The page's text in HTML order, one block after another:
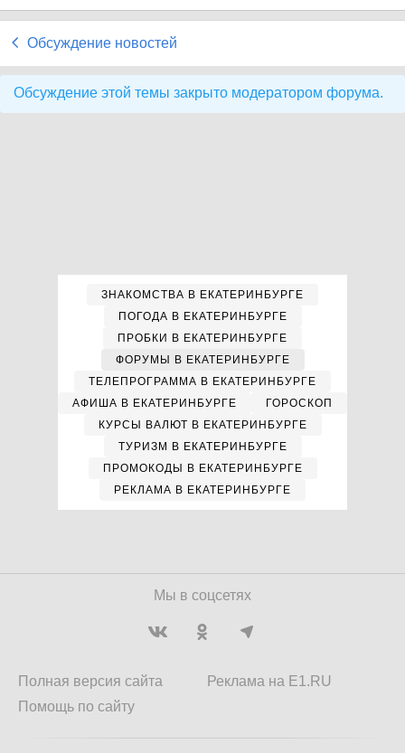
Обсуждение новостей
Обсуждение этой темы закрыто модератором форума.
ЗНАКОМСТВА В ЕКАТЕРИНБУРГЕ
ПОГОДА В ЕКАТЕРИНБУРГЕ
ПРОБКИ В ЕКАТЕРИНБУРГЕ
ФОРУМЫ В ЕКАТЕРИНБУРГЕ
ТЕЛЕПРОГРАММА В ЕКАТЕРИНБУРГЕ
АФИША В ЕКАТЕРИНБУРГЕ
ГОРОСКОП
КУРСЫ ВАЛЮТ В ЕКАТЕРИНБУРГЕ
ТУРИЗМ В ЕКАТЕРИНБУРГЕ
ПРОМОКОДЫ В ЕКАТЕРИНБУРГЕ
РЕКЛАМА В ЕКАТЕРИНБУРГЕ
Мы в соцсетях
Полная версия сайта
Помощь по сайту
Реклама на E1.RU